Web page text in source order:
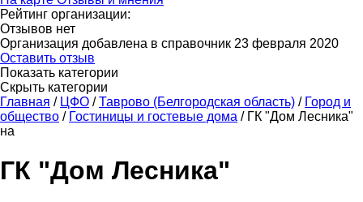
Рейтинг организации:
Отзывов нет
Организация добавлена в справочник 23 февраля 2020
Оставить отзыв
Показать категории
Скрыть категории
Главная / ЦФО / Таврово (Белгородская область) / Город и
общество / Гостиницы и гостевые дома / ГК "Дом Лесника"
на
ГК "Дом Лесника"